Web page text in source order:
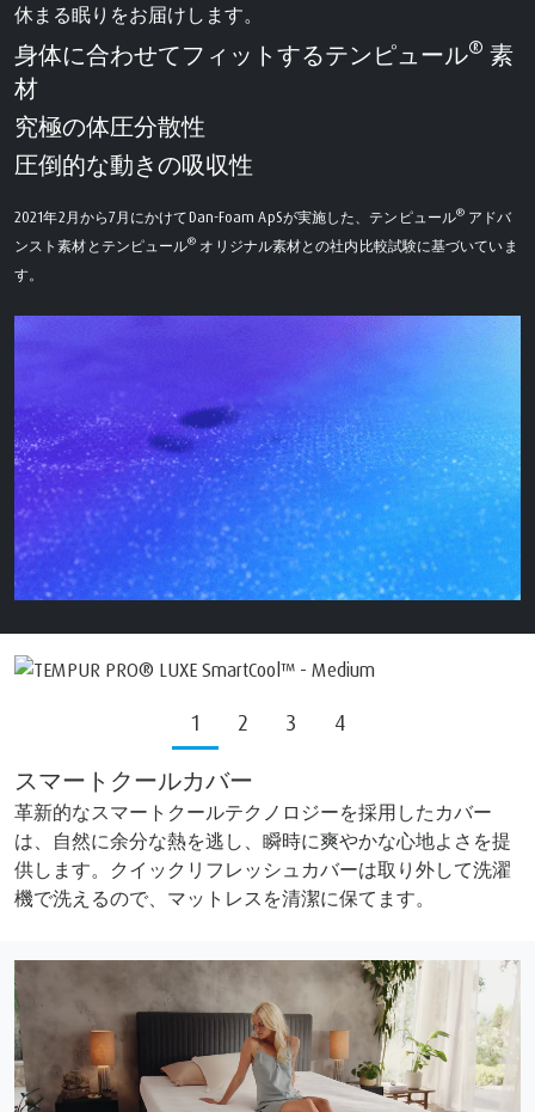
休まる眠りをお届けします。
身体に合わせてフィットするテンピュール® 素
材
究極の体圧分散性
圧倒的な動きの吸収性
2021年2月から7月にかけてDan-Foam ApSが実施した、テンピュール® アドバ
ンスト素材とテンピュール® オリジナル素材との社内比較試験に基づいていま
す。
1 2 3 4
スマートクールカバー
革新的なスマートクールテクノロジーを採用したカバー
は、自然に余分な熱を逃し、瞬時に爽やかな心地よさを提
供します。クイックリフレッシュカバーは取り外して洗濯
機で洗えるので、マットレスを清潔に保てます。